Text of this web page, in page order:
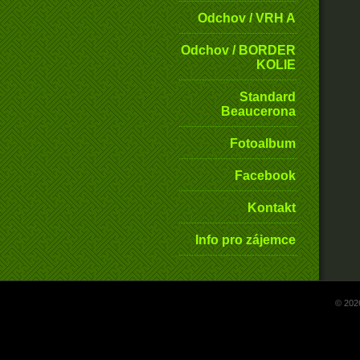
Odchov / VRH A
Odchov / BORDER
KOLIE
Standard
Beaucerona
Fotoalbum
Facebook
Kontakt
Info pro zájemce
©